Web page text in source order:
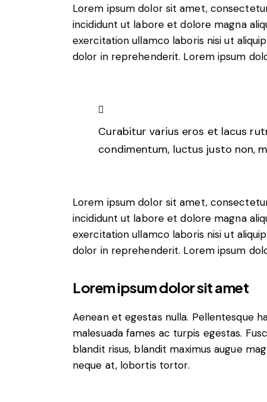
Lorem ipsum dolor sit amet,
incididunt ut labore et dolore magna
exercitation ullamco laboris nisi ut
dolor in reprehenderit. Lorem ipsum
Curabitur varius eros et lacus
condimentum, luctus justo non,
Lorem ipsum dolor sit amet,
incididunt ut labore et dolore magna
exercitation ullamco laboris nisi ut
dolor in reprehenderit. Lorem ipsum
Lorem ipsum dolor sit amet
Aenean et egestas nulla. Pellentesque
malesuada fames ac turpis egestas.
blandit risus, blandit maximus augue
neque at, lobortis tortor.